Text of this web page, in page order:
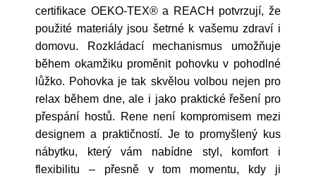
certifikace OEKO-TEX® a REACH potvrzují, že
použité materiály jsou šetrné k vašemu zdraví i
domovu. Rozkládací mechanismus umožňuje
během okamžiku proměnit pohovku v pohodlné
lůžko. Pohovka je tak skvělou volbou nejen pro
relax během dne, ale i jako praktické řešení pro
přespání hostů. Rene není kompromisem mezi
designem a praktičností. Je to promyšlený kus
nábytku, který vám nabídne styl, komfort i
flexibilitu – přesně v tom momentu, kdy ji